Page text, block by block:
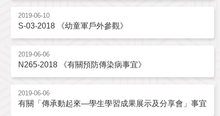
2019-06-10
S-03-2018 《幼童軍戶外參觀》
2019-06-06
N265-2018 《有關預防傳染病事宜》
2019-06-06
有關「傳承動起來—學生學習成果展示及分享會」事宜